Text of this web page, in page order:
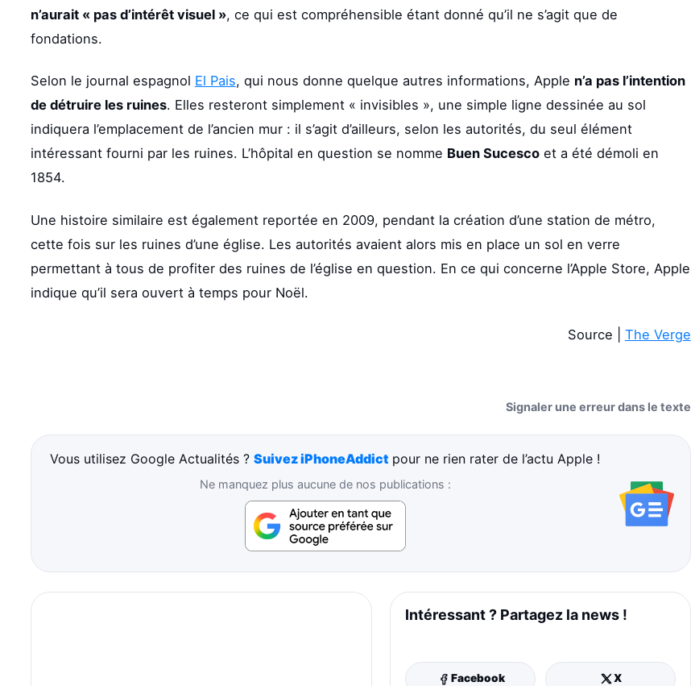
n’aurait « pas d’intérêt visuel », ce qui est compréhensible étant donné qu’il ne s’agit que de
fondations.
Selon le journal espagnol El Pais, qui nous donne quelque autres informations, Apple n’a pas l’intention
de détruire les ruines. Elles resteront simplement « invisibles », une simple ligne dessinée au sol
indiquera l’emplacement de l’ancien mur : il s’agit d’ailleurs, selon les autorités, du seul élément
intéressant fourni par les ruines. L’hôpital en question se nomme Buen Sucescoet a été démoli en
1854.
Une histoire similaire est également reportée en 2009, pendant la création d’une station de métro,
cette fois sur les ruines d’une église. Les autorités avaient alors mis en place un sol en verre
permettant à tous de profiter des ruines de l’église en question. En ce qui concerne l’Apple Store, Apple
indique qu’il sera ouvert à temps pour Noël.
Source | The Verge
Signaler une erreur dans le texte
Vous utilisez Google Actualités ?Suivez iPhoneAddict pour ne rien rater de l’actu Apple !
Ne manquez plus aucune de nos publications :
Intéressant ? Partagez la news !
Facebook X